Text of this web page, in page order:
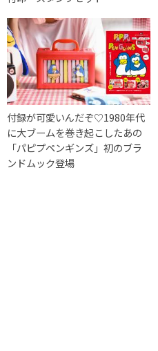
付録が可愛いんだぞ♡1980年代
に大ブームを巻き起こしたあの
「パピプペンギンズ」初のブラ
ンドムック登場